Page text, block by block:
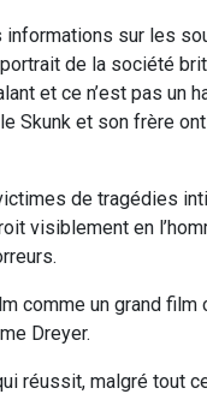
sur les
de la société
et ce n’est pas un
Skunk et son frère
de tragédies
visiblement en
comme un grand film
Dreyer.
réussit, malgré tout